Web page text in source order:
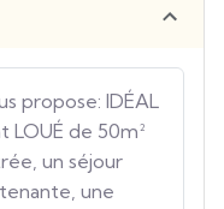
propose: IDÉAL
LOUÉ de 50m²
un séjour
une